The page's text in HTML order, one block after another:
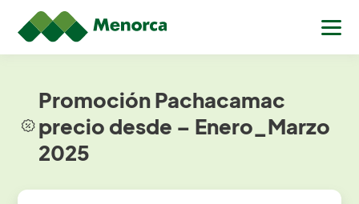
Promoción Pachacamac
precio desde – Enero_Marzo
2025